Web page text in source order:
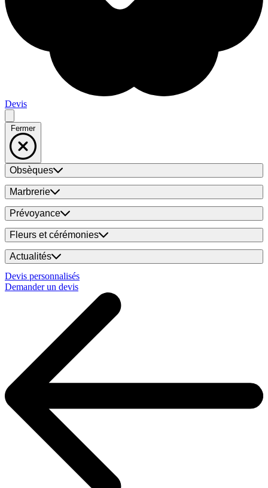
Devis
Fermer
Obsèques
Marbrerie
Prévoyance
Fleurs et cérémonies
Actualités
Devis personnalisés
Demander un devis